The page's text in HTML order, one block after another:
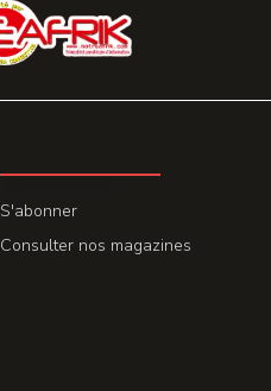
S'abonner
Consulter nos magazines